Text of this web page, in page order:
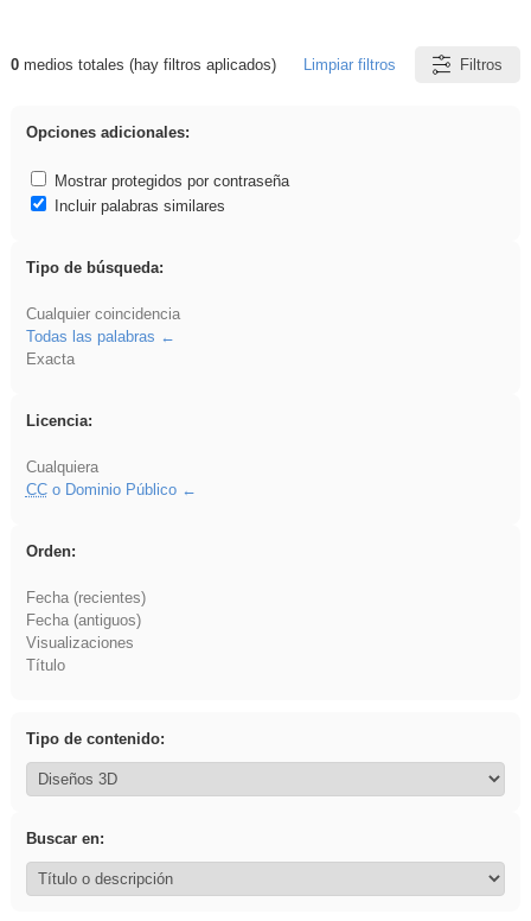
Resultados de: Acinonyx
0medios totales (hay filtros aplicados) Limpiar filtros Filtros
Opciones adicionales:
Mostrar protegidos por contraseña
Incluir palabras similares
Tipo de búsqueda:
Cualquier coincidencia
Todas las palabras
Exacta
Licencia:
Cualquiera
CCo Dominio Público
Orden:
Fecha (recientes)
Fecha (antiguos)
Visualizaciones
Título
Tipo de contenido:
Buscar en: